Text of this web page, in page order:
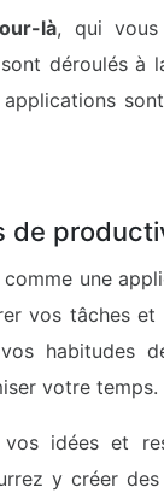
là, qui
déroulés à
de
comme une
vos tâches et
habitudes
votre temps.
idées et
y créer des